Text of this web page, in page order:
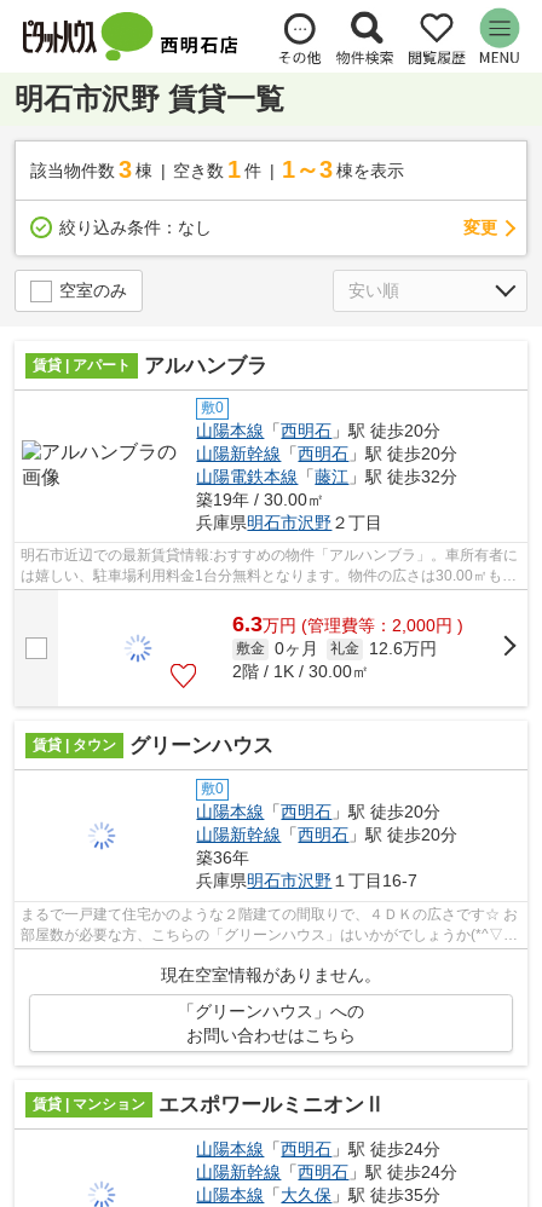
明石市沢野 賃貸一覧
該当物件数 3棟 空き数 1 件 1～3 棟を表示
絞り込み条件： なし 変更
空室のみ
賃貸 | アパート アルハンブラ
敷0
山陽本線 「西明石 」駅 徒歩20分
山陽新幹線 「西明石 」駅 徒歩20分
山陽電鉄本線 「藤江 」駅 徒歩32分
築19年 / 30.00㎡
兵庫県明石市沢野２丁目
明石市近辺での最新賃貸情報:おすすめの物件「アルハンブラ」。車所有者に
は嬉しい、駐車場利用料金1台分無料となります。物件の広さは30.00㎡もあ
ります。女性からのニーズも高いTVイ...
6.3万円 (管理費等：2,000円 )
敷金 0ヶ月 礼金
12.6万円
2階 / 1K / 30.00㎡
賃貸 | タウン グリーンハウス
敷0
山陽本線 「西明石 」駅 徒歩20分
山陽新幹線 「西明石 」駅 徒歩20分
築36年
兵庫県明石市沢野 １丁目16-7
まるで一戸建て住宅かのような２階建ての間取りで、４ＤＫの広さです☆ お
部屋数が必要な方、こちらの「グリーンハウス」はいかがでしょうか(*^▽^*)
お掃除しやすい全室フローリング...
現在空室情報がありません。
「グリーンハウス」への
お問い合わせはこちら
賃貸 | マンション エスポワールミニオンⅡ
山陽本線 「西明石 」駅 徒歩24分
山陽新幹線 「西明石 」駅 徒歩24分
山陽本線 「大久保 」駅 徒歩35分